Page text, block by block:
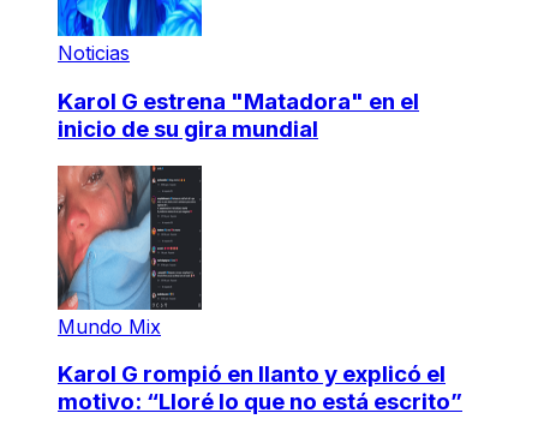
Noticias
Karol G estrena "Matadora" en el
inicio de su gira mundial
Mundo Mix
Karol G rompió en llanto y explicó el
motivo: “Lloré lo que no está escrito”